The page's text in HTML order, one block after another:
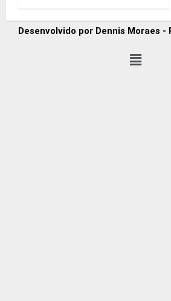
Desenvolvido por Dennis Moraes -